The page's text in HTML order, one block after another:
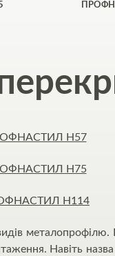
H57
H75
Н114
металопрофілю.
Навіть